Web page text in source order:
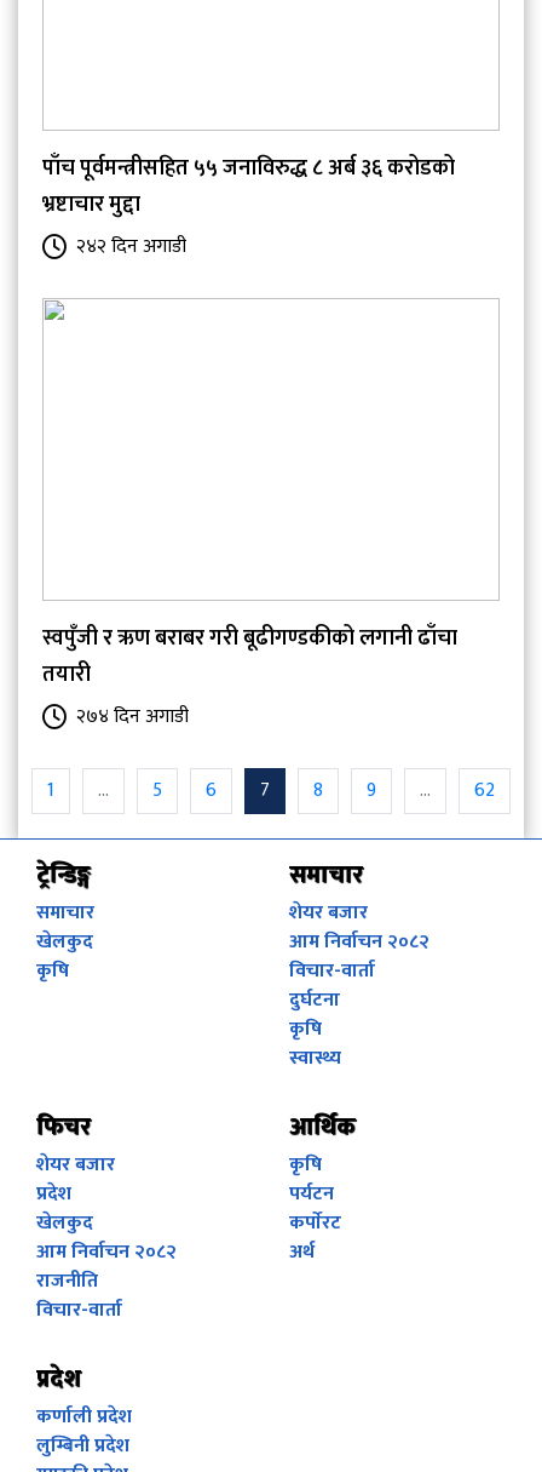
पाँच पूर्वमन्त्रीसहित ५५ जनाविरुद्ध ८ अर्ब ३६ करोडको
भ्रष्टाचार मुद्दा
२४२ दिन अगाडी
स्वपुँजी र ऋण बराबर गरी बूढीगण्डकीको लगानी ढाँचा
तयारी
२७४ दिन अगाडी
1 ... 5 6 7 8 9 ... 62
ट्रेन्डिङ्ग
समाचार
खेलकुद
कृषि
समाचार
शेयर बजार
आम निर्वाचन २०८२
विचार-वार्ता
दुर्घटना
कृषि
स्वास्थ्य
फिचर
शेयर बजार
प्रदेश
खेलकुद
आम निर्वाचन २०८२
राजनीति
विचार-वार्ता
आर्थिक
कृषि
पर्यटन
कर्पाेरट
अर्थ
प्रदेश
कर्णाली प्रदेश
लुम्बिनी प्रदेश